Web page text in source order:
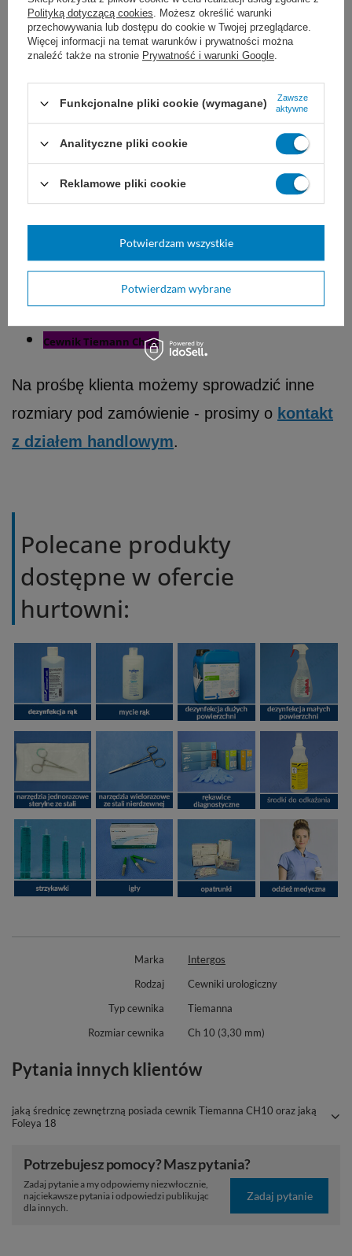
znaczniki na końcówce cewnikowej wskazujące kierunek
zagięcia końcówki.
Rozmiary KateterówTiemann:
Cewnik Tiemann Ch 10
Cewnik TiemannCh 12
Cewnik TiemannCh 18
Cewnik TiemannCh 20
Cewnik Tiemann Ch 22
Na prośbę klienta możemy sprowadzić inne
rozmiary pod zamówienie - prosimy o kontakt
z działem handlowym.
Polecane produkty
dostępne w ofercie
hurtowni:
Marka
Intergos
Rodzaj
Cewniki urologiczny
Typ cewnika
Tiemanna
Rozmiar cewnika
Ch 10 (3,30 mm)
Pytania innych klientów
jaką średnicę zewnętrzną posiada cewnik Tiemanna CH10 oraz jaką
Foleya 18
Potrzebujesz pomocy? Masz pytania?
Zadaj pytanie a my odpowiemy niezwłocznie,
najciekawsze pytania i odpowiedzi publikując
dla innych.
Zadaj pytanie
Polityką dotyczącą cookies. Możesz określić warunki
przechowywania lub dostępu do cookie w Twojej przeglądarce.
Więcej informacji na temat warunków i prywatności można
znaleźć także na stronie Prywatność i warunki Google.
Funkcjonalne pliki cookie (wymagane)
Zawsze
aktywne
Analityczne pliki cookie
Reklamowe pliki cookie
Potwierdzam wybrane
Potwierdzam wszystkie